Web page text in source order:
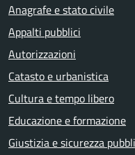
Anagrafe e stato civile
Appalti pubblici
Autorizzazioni
Catasto e urbanistica
Cultura e tempo libero
Educazione e formazione
Giustizia e sicurezza